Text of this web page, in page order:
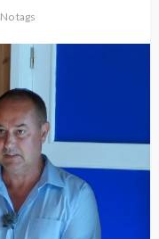
No tags